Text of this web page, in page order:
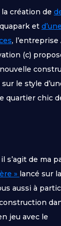
création de
et
, l’entreprise
(c)
le style
quartier chic
s’agit de ma
» lancé sur
aussi à
jeu avec le